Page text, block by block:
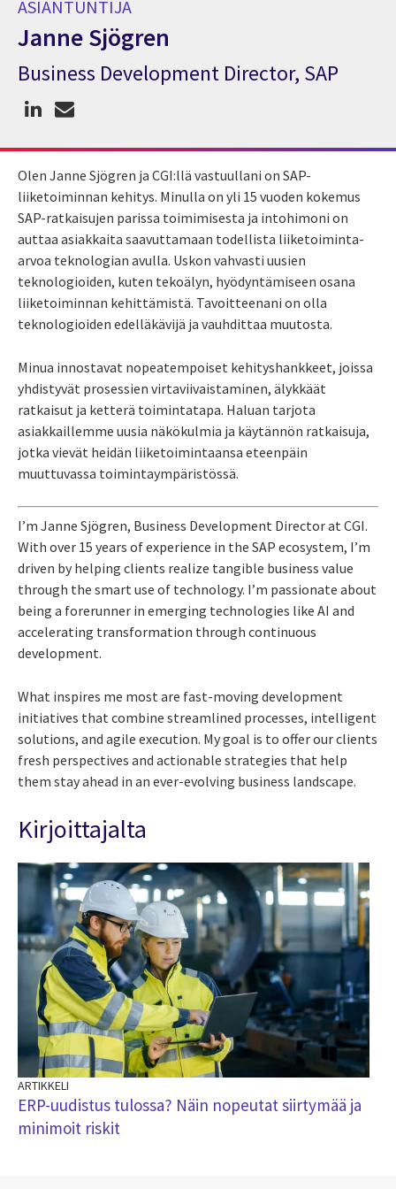
ASIANTUNTIJA
Janne Sjögren
Asiantuntija Janne Sjögren
Business Development Director, SAP
Olen Janne Sjögren ja CGI:llä vastuullani on SAP-
liiketoiminnan kehitys. Minulla on yli 15 vuoden kokemus
SAP-ratkaisujen parissa toimimisesta ja intohimoni on
auttaa asiakkaita saavuttamaan todellista liiketoiminta-
arvoa teknologian avulla. Uskon vahvasti uusien
teknologioiden, kuten tekoälyn, hyödyntämiseen osana
liiketoiminnan kehittämistä. Tavoitteenani on olla
teknologioiden edelläkävijä ja vauhdittaa muutosta.
Minua innostavat nopeatempoiset kehityshankkeet, joissa
yhdistyvät prosessien virtaviivaistaminen, älykkäät
ratkaisut ja ketterä toimintatapa. Haluan tarjota
asiakkaillemme uusia näkökulmia ja käytännön ratkaisuja,
jotka vievät heidän liiketoimintaansa eteenpäin
muuttuvassa toimintaympäristössä.
I’m Janne Sjögren, Business Development Director at CGI.
With over 15 years of experience in the SAP ecosystem, I’m
driven by helping clients realize tangible business value
through the smart use of technology. I’m passionate about
being a forerunner in emerging technologies like AI and
accelerating transformation through continuous
development.
What inspires me most are fast-moving development
initiatives that combine streamlined processes, intelligent
solutions, and agile execution. My goal is to offer our clients
fresh perspectives and actionable strategies that help
them stay ahead in an ever-evolving business landscape.
Kirjoittajalta
ARTIKKELI
ERP-uudistus tulossa? Näin nopeutat siirtymää ja
minimoit riskit